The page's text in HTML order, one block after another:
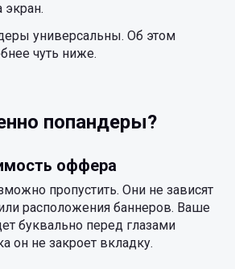
экран.
универсальны. Об этом
чуть ниже.
попандеры?
оффера
пропустить. Они не зависят
расположения баннеров. Ваше
буквально перед глазами
он не закроет вкладку.